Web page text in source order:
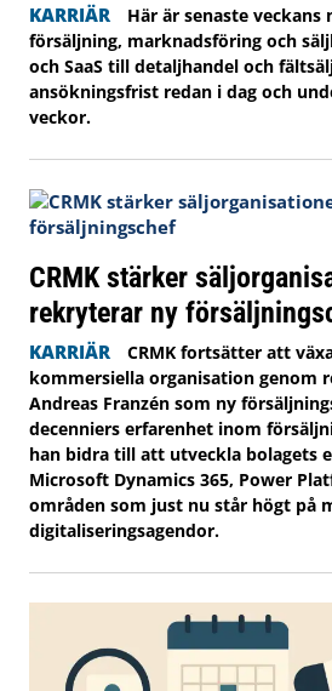
KARRIÄR
Här är senaste
försäljning, marknadsföring och
och SaaS till detaljhandel och
ansökningsfrist redan i dag och
veckor.
CRMK stärker
rekryterar ny
KARRIÄR
CRMK fortsätter att
kommersiella organisation genom
Andreas Franzén som ny
decenniers erfarenhet inom
han bidra till att utveckla bolagets
Microsoft Dynamics 365, Power
områden som just nu står högt på
digitaliseringsagendor.